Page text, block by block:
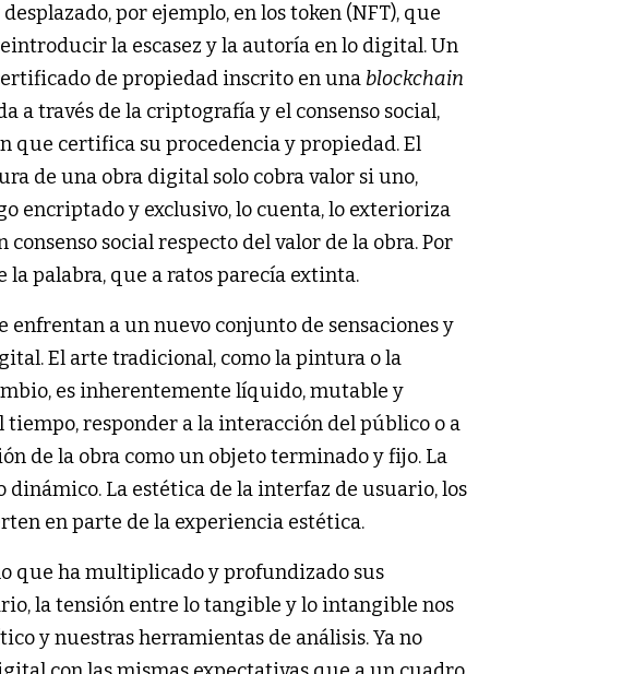
por ejemplo, en los token (NFT), que
la escasez y la autoría en lo digital. Un
de propiedad inscrito en una blockchain
a través de la criptografía y el consenso social,
que certifica su procedencia y propiedad. El
de una obra digital solo cobra valor si uno,
encriptado y exclusivo, lo cuenta, lo exterioriza
social respecto del valor de la obra. Por
la palabra, que a ratos parecía extinta.
enfrentan a un nuevo conjunto de sensaciones y
El arte tradicional, como la pintura o la
es inherentemente líquido, mutable y
responder a la interacción del público o a
de la obra como un objeto terminado y fijo. La
La estética de la interfaz de usuario, los
en parte de la experiencia estética.
que ha multiplicado y profundizado sus
la tensión entre lo tangible y lo intangible nos
y nuestras herramientas de análisis. Ya no